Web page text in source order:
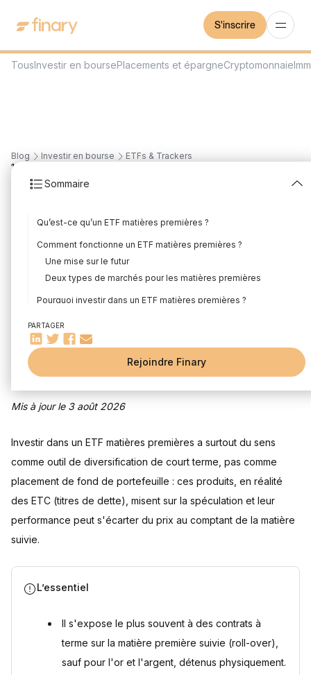
S'inscrire
Blog Investir en bourse ETFs & Trackers
Sommaire
Qu’est-ce qu’un ETF matières premières ?
Comment fonctionne un ETF matières premières ?
Une mise sur le futur
Deux types de marchés pour les matières premières
Pourquoi investir dans un ETF matières premières ?
Quels sont les différents ETF matières premières ?
Questions fréquentes
Un ETF matières premières est-il éligible au PEA ?
Quelles matières premières privilégier en ETF ?
Un ETF matières premières est-il risqué ?
Comment sont imposées les plus-values sur un ETF
matières premières ?
Sources
PARTAGER
Rejoindre Finary
12
ETF matières premières
Rédigé parMounir Laggoune Édité parLouis Sellier
Mis à jour le 3 août 2026
Investir dans un ETF matières premières a surtout du sens
comme outil de diversification de court terme, pas comme
placement de fond de portefeuille : ces produits, en réalité
des ETC (titres de dette), misent sur la spéculation et leur
performance peut s'écarter du prix au comptant de la matière
suivie.
L’essentiel
Il s'expose le plus souvent à des contrats à
terme sur la matière première suivie (roll-over),
sauf pour l'or et l'argent, détenus physiquement.
TousInvestir en boursePlacements et épargneCryptomonnaie